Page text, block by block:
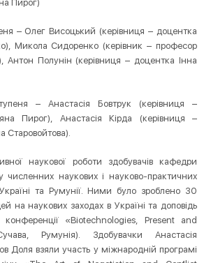
Пирог)
– Олег Висоцький (керівниця – доцентка
Микола Сидоренко (керівник – професор
Антон Полунін (керівниця – доцентка Інна
– Анастасія Бовтрук (керівниця –
Пирог), Анастасія Кірда (керівниця –
Старовойтова).
наукової роботи здобувачів кафедри
численних наукових і науково-практичних
та Румунії. Ними було зроблено 30
на наукових заходах в Україні та доповідь
«Biotechnologies, Present and
Румунія). Здобувачки Анастасія
Доля взяли участь у міжнародній програмі